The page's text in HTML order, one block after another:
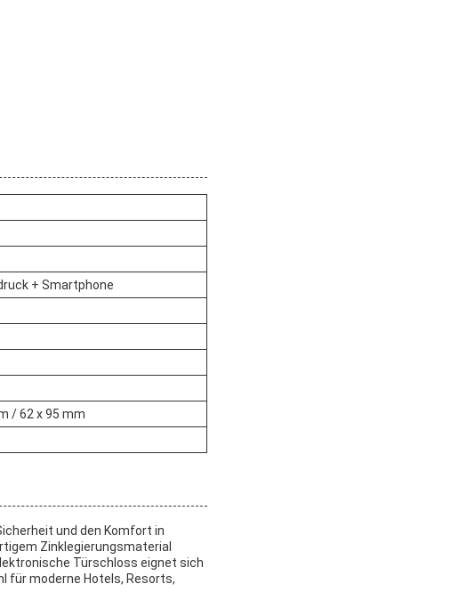
+ Smartphone
/ 62 x 95 mm
und den Komfort in
Zinklegierungsmaterial
Türschloss eignet sich
für moderne Hotels, Resorts,